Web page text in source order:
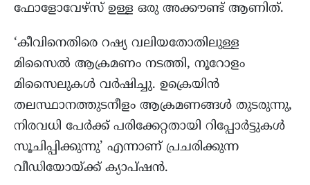
ഫോളോവേഴ്സ് ഉള്ള ഒരു അക്കൗണ്ട് ആണിത്.
‘കീവിനെതിരെ റഷ്യ വലിയതോതിലുള്ള
മിസൈൽ ആക്രമണം നടത്തി, നൂറോളം
മിസൈലുകൾ വർഷിച്ചു. ഉക്രെയിൻ
തലസ്ഥാനത്തുടനീളം ആക്രമണങ്ങൾ തുടരുന്നു,
നിരവധി പേർക്ക് പരിക്കേറ്റതായി റിപ്പോർട്ടുകൾ
സൂചിപ്പിക്കുന്നു’ എന്നാണ് പ്രചരിക്കുന്ന
വീഡിയോയ്ക്ക് ക്യാപ്ഷൻ.